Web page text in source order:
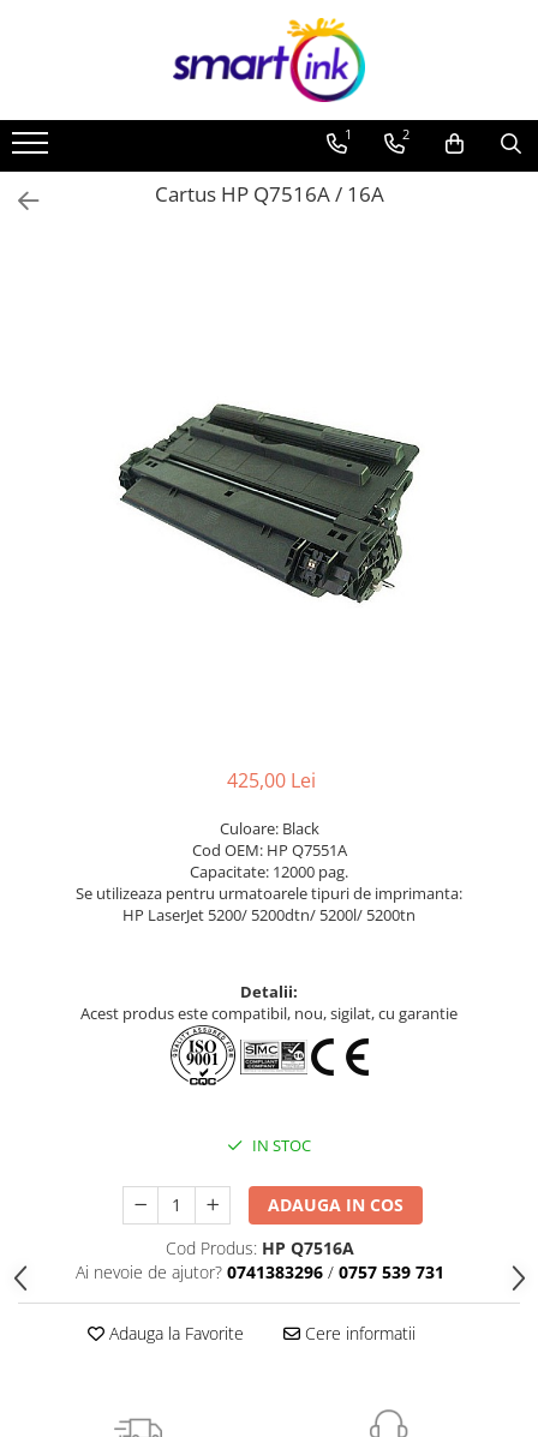
1 2
Cartus HP Q7516A / 16A
425,00 Lei
Culoare: Black
Cod OEM: HP Q7551A
Capacitate: 12000 pag.
Se utilizeaza pentru urmatoarele tipuri de imprimanta:
HP LaserJet 5200/ 5200dtn/ 5200l/ 5200tn
Detalii:
Acest produs este compatibil, nou, sigilat, cu garantie
IN STOC
ADAUGA IN COS
Cod Produs: HP Q7516A
Ai nevoie de ajutor? 0741383296 / 0757 539 731
Adauga la Favorite Cere informatii